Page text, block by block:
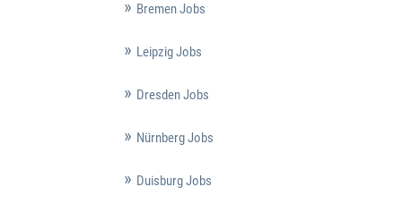
Bremen Jobs
Leipzig Jobs
Dresden Jobs
Nürnberg Jobs
Duisburg Jobs